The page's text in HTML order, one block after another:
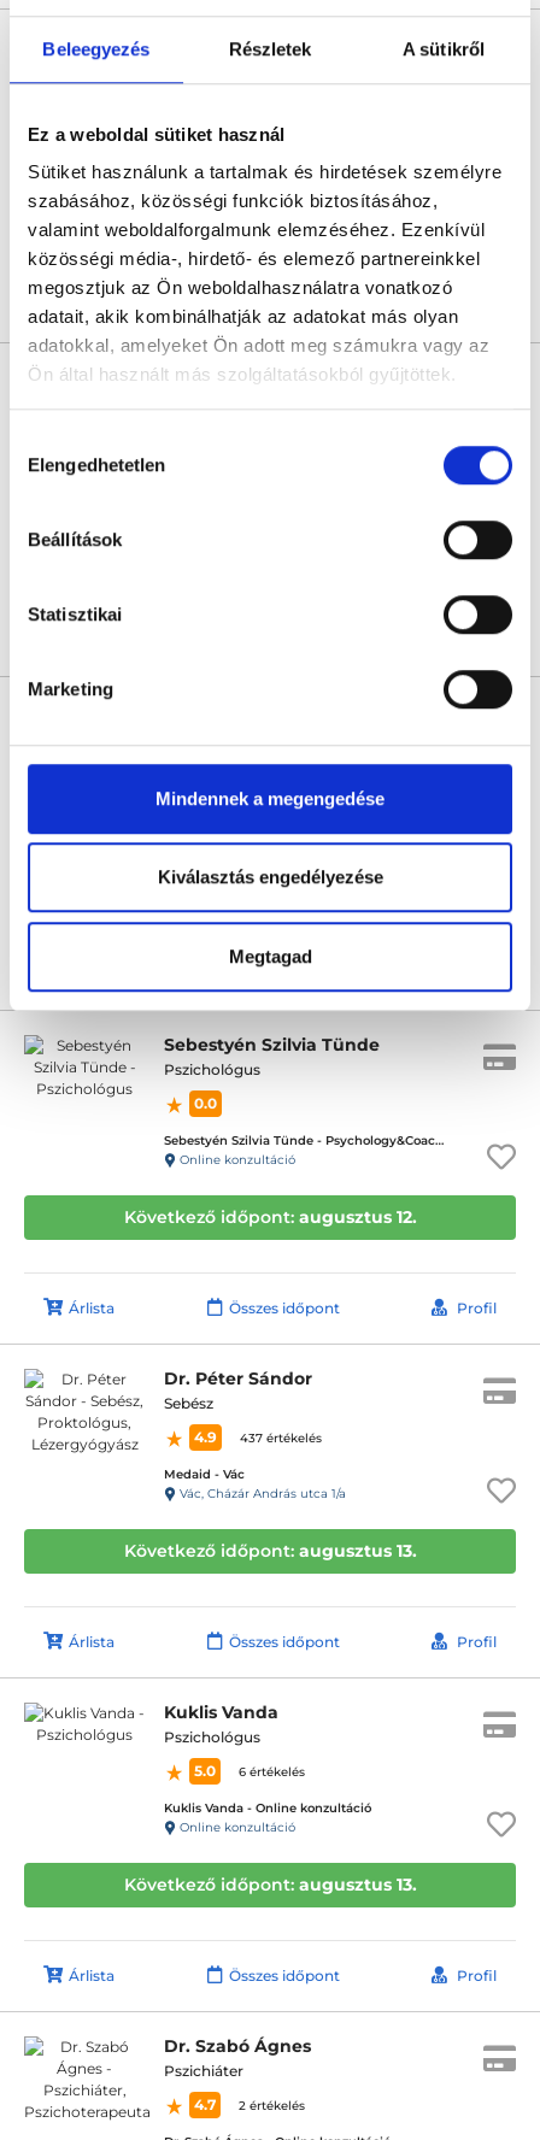
Beleegyezés Részletek A sütikről
Ez a weboldal sütiket használ
Sütiket használunk a tartalmak és hirdetések személyre
szabásához, közösségi funkciók biztosításához,
valamint weboldalforgalmunk elemzéséhez. Ezenkívül
közösségi média-, hirdető- és elemező partnereinkkel
megosztjuk az Ön weboldalhasználatra vonatkozó
adatait, akik kombinálhatják az adatokat más olyan
adatokkal, amelyeket Ön adott meg számukra vagy az
Ön által használt más szolgáltatásokból gyűjtöttek.
szabályzat:https://foglaljorvost.hu/info/foglaljorvost-
kiválasztása
Elengedhetetlen
Beállítások
Statisztikai
Marketing
Mindennek a megengedése
Kiválasztás engedélyezése
Megtagad
Dr. Lestár Boglárka
Következő időpont:
Árlista Összes időpont
Tóth Adél
Tóth Adél - Online konzultáció
Profil
0.0
Simon Zoltán - Online konzultáció
Következő időpont:augusztus 12.
Sebestyén Szilvia Tünde
Pszichológus
0.0
Sebestyén Szilvia Tünde - Psychology&Coaching - ICD terápiás magánpraxis
Online konzultáció
Következő időpont: augusztus 12.
Árlista Összes időpont Profil
Dr. Péter Sándor
Sebész
4.9
437 értékelés
Medaid - Vác
Vác, Cházár András utca 1/a
Következő időpont: augusztus 13.
Árlista Összes időpont Profil
Kuklis Vanda
Pszichológus
5.0
6 értékelés
Kuklis Vanda - Online konzultáció
Online konzultáció
Következő időpont: augusztus 13.
Árlista Összes időpont Profil
Dr. Szabó Ágnes
Pszichiáter
4.7
2 értékelés